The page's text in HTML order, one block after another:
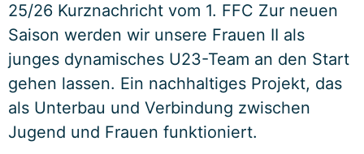
25/26 Kurznachricht vom 1. FFC Zur neuen
Saison werden wir unsere Frauen II als
junges dynamisches U23-Team an den Start
gehen lassen. Ein nachhaltiges Projekt, das
als Unterbau und Verbindung zwischen
Jugend und Frauen funktioniert.